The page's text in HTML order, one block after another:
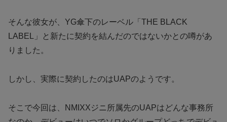
そんな彼女が、YG傘下のレーベル「THE BLACK
LABEL」と新たに契約を結んだのではないかとの噂があ
りました。
しかし、実際に契約したのはUAPのようです。
そこで今回は、NMIXXジニ所属先のUAPはどんな事務所